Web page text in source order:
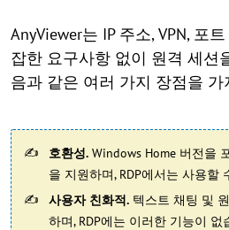
AnyViewer는 IP 주소, VPN, 포
잡한 요구사항 없이 원격 세션
음과 같은 여러 가지 장점을 가
호환성. Windows Home 버전을
을 지원하며, RDP에서는 사용할
사용자 친화적. 텍스트 채팅 및
하며, RDP에는 이러한 기능이 없